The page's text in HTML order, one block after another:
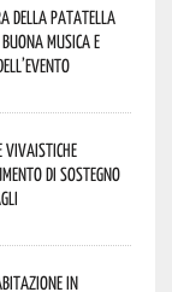
della Patatella
musica e
vivaistiche
di sostegno
in